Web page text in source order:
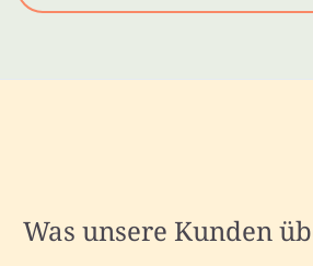
Was unsere Kunden